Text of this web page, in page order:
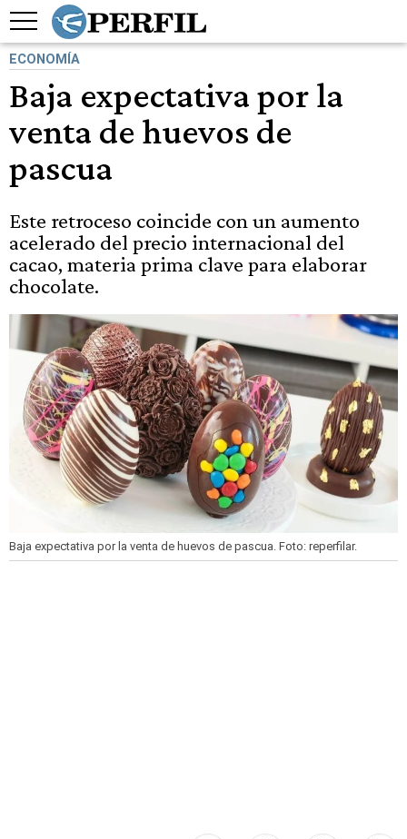
ECONOMÍA
Baja expectativa por la
venta de huevos de
pascua
Este retroceso coincide con un aumento
acelerado del precio internacional del
cacao, materia prima clave para elaborar
chocolate.
Baja expectativa por la venta de huevos de pascua. Foto: reperfilar.